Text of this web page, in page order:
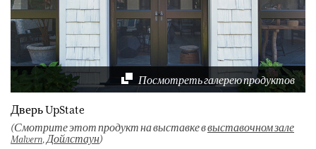
Посмотреть галерею продуктов
Дверь UpState
(Смотрите этот продукт на выставке ввыставочном зале
Malvern, Дойлстаун)